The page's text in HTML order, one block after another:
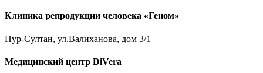
Клиника репродукции человека «Геном»
Нур-Султан, ул.Валиханова, дом 3/1
Медицинский центр DiVera